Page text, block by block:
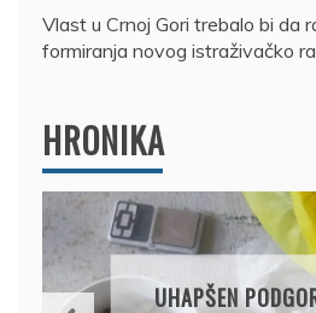
Vlast u Crnoj Gori trebalo bi da
formiranja novog istraživačko
HRONIKA
DRŽAVLJANIN
OSUMNJIČEN